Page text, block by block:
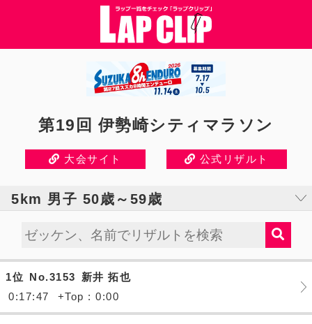
第19回 伊勢崎シティマラソン
大会サイト 公式リザルト
5km 男子 50歳～59歳
1位 No.3153
新井 拓也
0:17:47
+Top : 0:00